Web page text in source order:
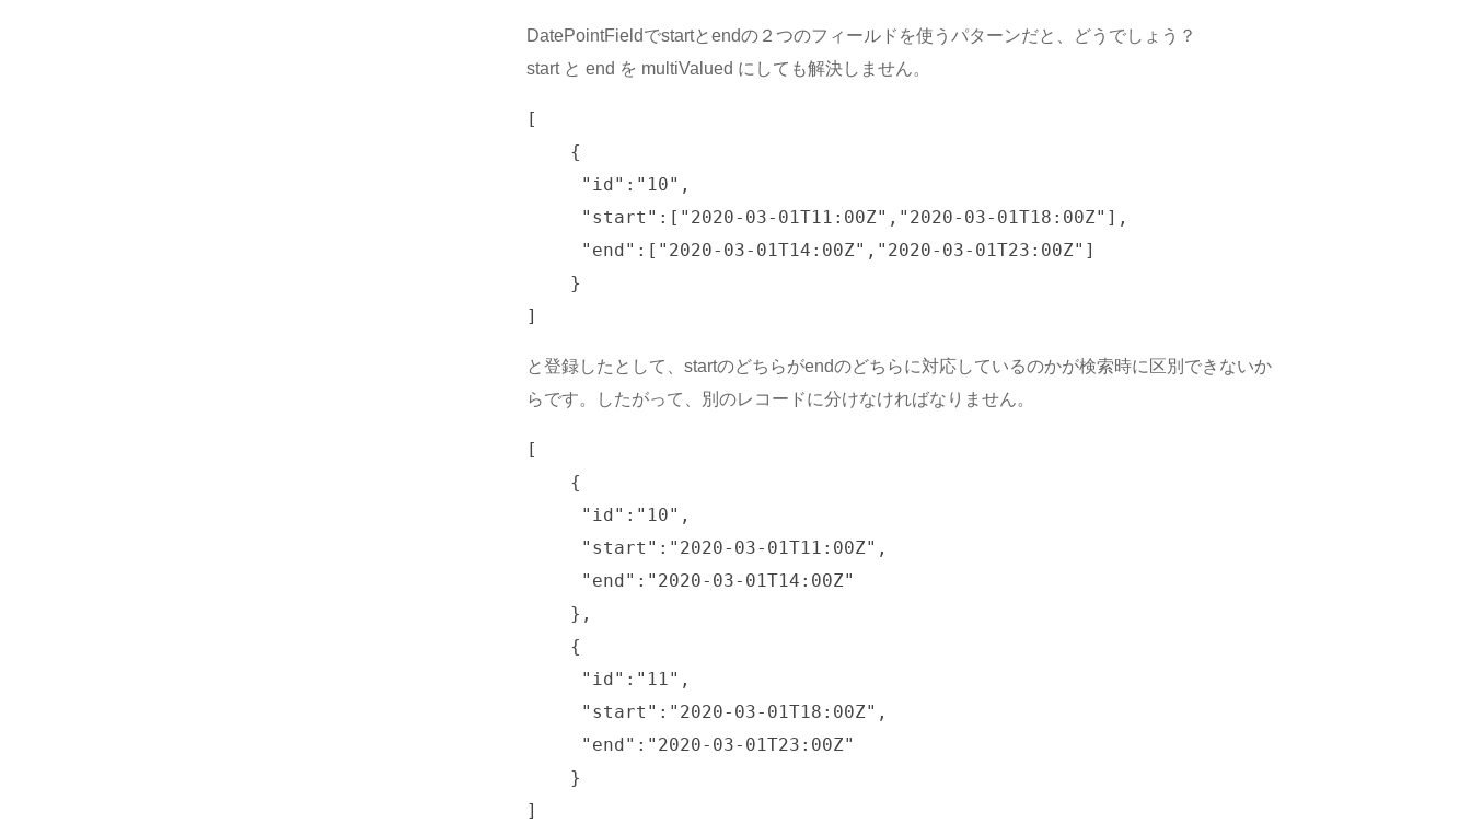
DatePointFieldでstartとendの２つのフィールドを使うパターンだと、どうでしょう？
start と end を multiValued にしても解決しません。
[
    {
     "id":"10",
     "start":["2020-03-01T11:00Z","2020-03-01T18:00Z"],
     "end":["2020-03-01T14:00Z","2020-03-01T23:00Z"]
    }
と登録したとして、startのどちらがendのどちらに対応しているのかが検索時に区別できないか
らです。したがって、別のレコードに分けなければなりません。
[
    {
     "id":"10",
     "start":"2020-03-01T11:00Z",
     "end":"2020-03-01T14:00Z"
    },
    {
     "id":"11",
     "start":"2020-03-01T18:00Z",
     "end":"2020-03-01T23:00Z"
    }